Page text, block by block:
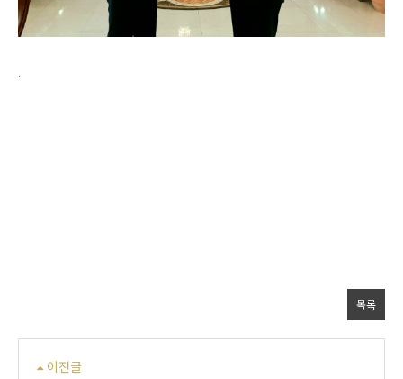
.
목록
이전글